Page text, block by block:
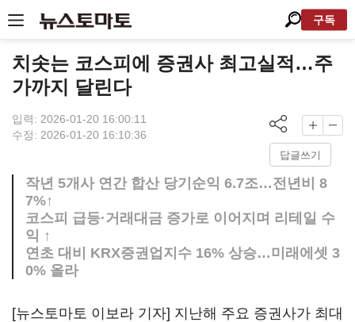
구독
치솟는 코스피에 증권사 최고실적…주
가까지 달린다
입력: 2026-01-20 16:00:11
수정: 2026-01-20 16:10:36
답글쓰기
작년 5개사 연간 합산 당기순익 6.7조…전년비 8
7%↑
코스피 급등·거래대금 증가로 이어지며 리테일 수
익 ↑
연초 대비 KRX증권업지수 16% 상승…미래에셋 3
0% 올라
[뉴스토마토 이보라 기자] 지난해 주요 증권사가 최대